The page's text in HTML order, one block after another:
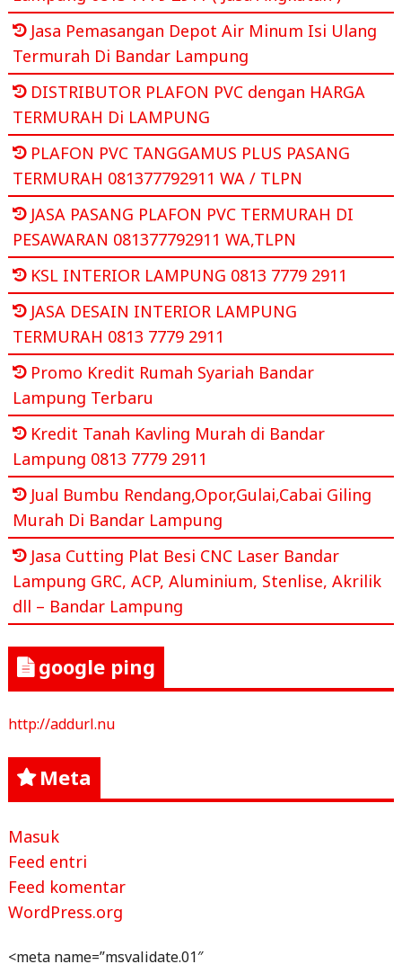
Jasa Pemasangan Depot Air Minum Isi Ulang
Termurah Di Bandar Lampung
DISTRIBUTOR PLAFON PVC dengan HARGA
TERMURAH Di LAMPUNG
PLAFON PVC TANGGAMUS PLUS PASANG
TERMURAH 081377792911 WA / TLPN
JASA PASANG PLAFON PVC TERMURAH DI
PESAWARAN 081377792911 WA,TLPN
KSL INTERIOR LAMPUNG 0813 7779 2911
JASA DESAIN INTERIOR LAMPUNG
TERMURAH 0813 7779 2911
Promo Kredit Rumah Syariah Bandar
Lampung Terbaru
Kredit Tanah Kavling Murah di Bandar
Lampung 0813 7779 2911
Jual Bumbu Rendang,Opor,Gulai,Cabai Giling
Murah Di Bandar Lampung
Jasa Cutting Plat Besi CNC Laser Bandar
Lampung GRC, ACP, Aluminium, Stenlise, Akrilik
dll – Bandar Lampung
google ping
http://addurl.nu
Meta
Masuk
Feed entri
Feed komentar
WordPress.org
<meta name=”msvalidate.01″